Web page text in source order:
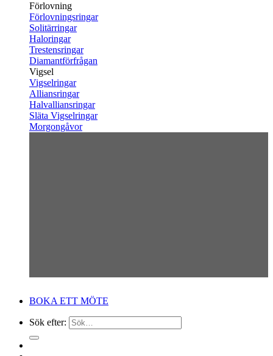
Förlovning
Förlovningsringar
Solitärringar
Haloringar
Trestensringar
Diamantförfrågan
Vigsel
Vigselringar
Alliansringar
Halvalliansringar
Släta Vigselringar
Morgongåvor
BOKA ETT MÖTE
Sök efter: